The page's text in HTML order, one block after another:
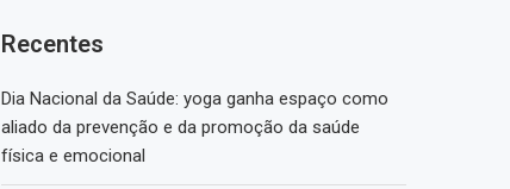
Recentes
Dia Nacional da Saúde: yoga ganha espaço como
aliado da prevenção e da promoção da saúde
física e emocional